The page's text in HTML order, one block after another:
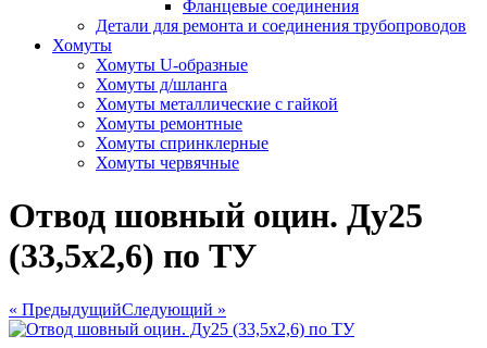
Фланцевые соединения
Детали для ремонта и соединения трубопроводов
Хомуты
Хомуты U-образные
Хомуты д/шланга
Хомуты металлические с гайкой
Хомуты ремонтные
Хомуты спринклерные
Хомуты червячные
Отвод шовный оцин. Ду25
(33,5х2,6) по ТУ
« ПредыдущийСледующий »